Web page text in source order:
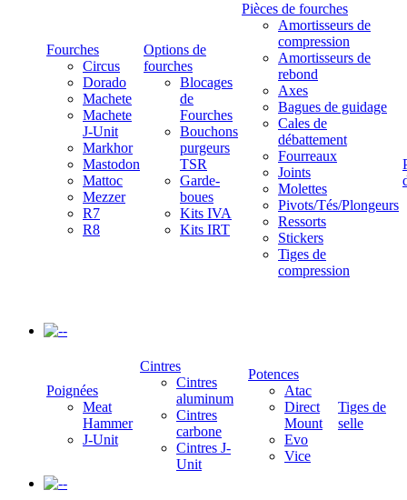
Fourches
Circus
Dorado
Machete
Machete
J-Unit
Markhor
Mastodon
Mattoc
Mezzer
R7
R8
Options de
fourches
Blocages
de
Fourches
Bouchons
purgeurs
TSR
Garde-
boues
Kits IVA
Kits IRT
Pièces de fourches
Amortisseurs de
compression
Amortisseurs de
rebond
Axes
Bagues de guidage
Cales de
débattement
Fourreaux
Joints
Molettes
Pivots/Tés/Plongeurs
Ressorts
Stickers
Tiges de
compression
-
Poignées
Meat
Hammer
J-Unit
Cintres
Cintres
aluminum
Cintres
carbone
Cintres J-
Unit
Potences
Atac
Direct
Mount
Evo
Vice
Tiges de
selle
-